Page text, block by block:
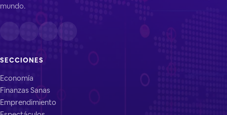
mundo.
SECCIONES
Economía
Finanzas Sanas
Emprendimiento